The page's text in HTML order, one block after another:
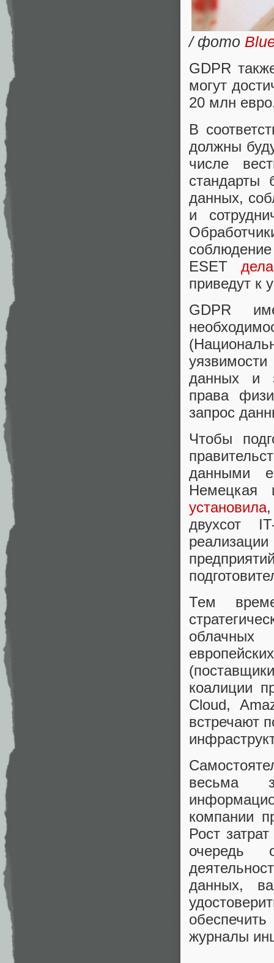
/ фото
GDPR
могут
20 млн
В
должны
числе
стандарты
данных,
и
ESET
приведут к
GDPR
данных и
права
запрос
Чтобы
данными
Немецкая
установила
двухсот
Тем
коалиции
Cloud,
встречают
весьма
компании
Рост
очередь
данных,
журналы